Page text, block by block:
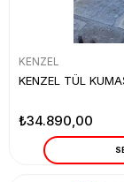
KENZEL
KENZEL TÜL
₺34.890,00